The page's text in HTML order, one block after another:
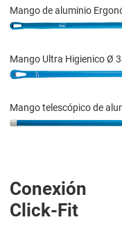
Mango de aluminio
Mango Ultra Higienico Ø
Mango telescópico de
Conexión
Click-Fit